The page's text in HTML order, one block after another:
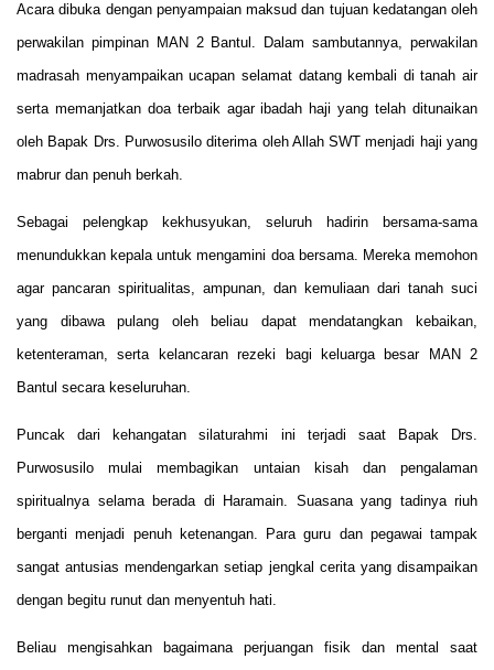
Acara dibuka dengan penyampaian maksud dan tujuan kedatangan oleh
perwakilan pimpinan MAN 2 Bantul. Dalam sambutannya, perwakilan
madrasah menyampaikan ucapan selamat datang kembali di tanah air
serta memanjatkan doa terbaik agar ibadah haji yang telah ditunaikan
oleh Bapak Drs. Purwosusilo diterima oleh Allah SWT menjadi haji yang
mabrur dan penuh berkah.
Sebagai pelengkap kekhusyukan, seluruh hadirin bersama-sama
menundukkan kepala untuk mengamini doa bersama. Mereka memohon
agar pancaran spiritualitas, ampunan, dan kemuliaan dari tanah suci
yang dibawa pulang oleh beliau dapat mendatangkan kebaikan,
ketenteraman, serta kelancaran rezeki bagi keluarga besar MAN 2
Bantul secara keseluruhan.
Puncak dari kehangatan silaturahmi ini terjadi saat Bapak Drs.
Purwosusilo mulai membagikan untaian kisah dan pengalaman
spiritualnya selama berada di Haramain. Suasana yang tadinya riuh
berganti menjadi penuh ketenangan. Para guru dan pegawai tampak
sangat antusias mendengarkan setiap jengkal cerita yang disampaikan
dengan begitu runut dan menyentuh hati.
Beliau mengisahkan bagaimana perjuangan fisik dan mental saat